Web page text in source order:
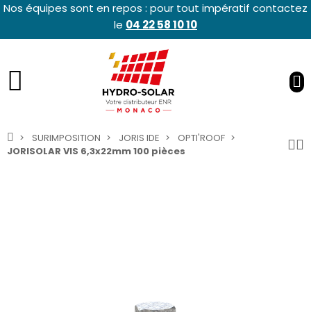
Nos équipes sont en repos : pour tout impératif contactez
le 04 22 58 10 10
SURIMPOSITION JORIS IDE
OPTI'ROOF
JORISOLAR VIS 6,3x22mm 100 pièces